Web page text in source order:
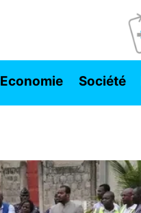
Economie Société